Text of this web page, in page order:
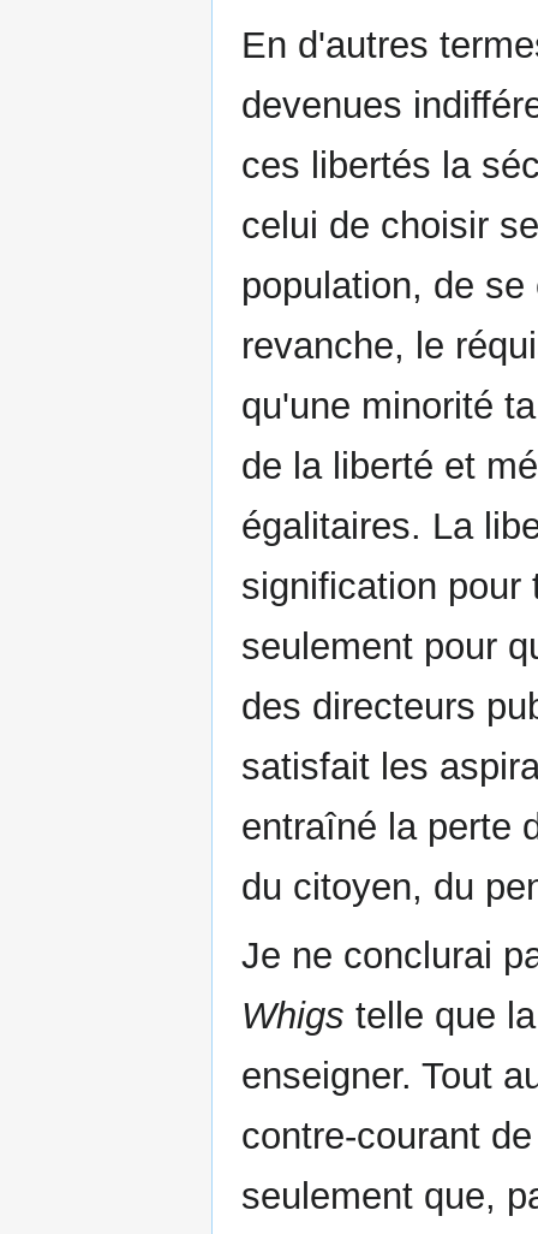
En d'autres
devenues
ces libertés la
celui de choisir
population, de
revanche, le
qu'une minorité
de la liberté et
égalitaires. La
signification pour
seulement pour
des directeurs
satisfait les
entraîné la perte
du citoyen, du
Je ne conclurai
Whigs telle que
enseigner. Tout
contre-courant
seulement que,